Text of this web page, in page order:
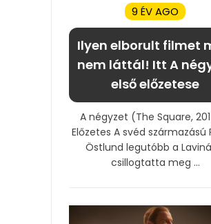
9 ÉV AGO
Ilyen elborult filmet
nem láttál! Itt A
első előzetese
A négyzet (The Square,
Előzetes A svéd származású
Östlund legutóbb a
csillogtatta meg ...